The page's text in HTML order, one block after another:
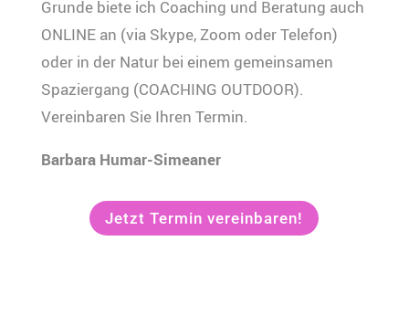
Grunde biete ich Coaching und Beratung auch
ONLINE an (via Skype, Zoom oder Telefon)
oder in der Natur bei einem gemeinsamen
Spaziergang (COACHING OUTDOOR).
Vereinbaren Sie Ihren Termin.
Barbara Humar-Simeaner
Jetzt Termin vereinbaren!